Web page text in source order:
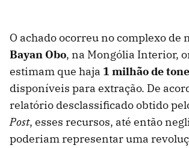
O achado ocorreu no complexo de
Bayan Obo, na Mongólia Interior,
estimam que haja 1 milhão de
disponíveis para extração. De
relatório desclassificado obtido
Post, esses recursos, até então
poderiam representar uma